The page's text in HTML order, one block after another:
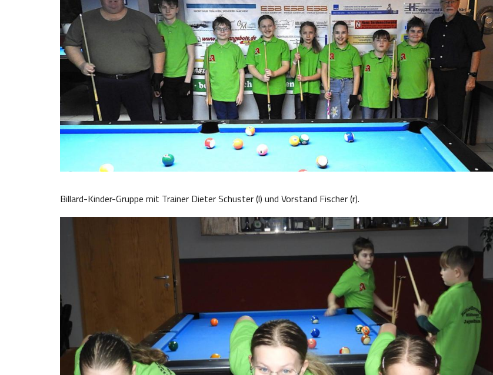
Billard-Kinder-Gruppe mit Trainer Dieter Schuster (l) und Vorstand Fischer (r).